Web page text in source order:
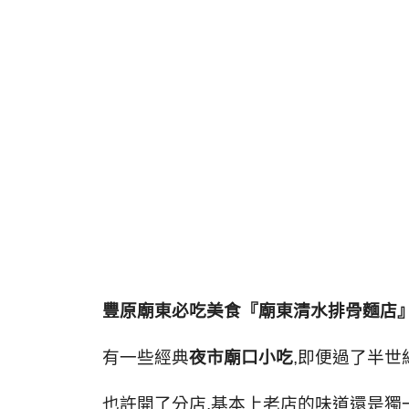
豐原廟東必吃美食『廟東清水排骨麵店』
有一些經典夜市廟口小吃,即便過了半世
也許開了分店,基本上老店的味道還是獨